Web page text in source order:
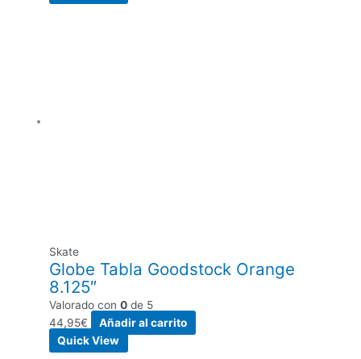
Skate
Globe Tabla Goodstock Orange
8.125″
Valorado con0 de 5
44,95€
Añadir al carrito
Quick View